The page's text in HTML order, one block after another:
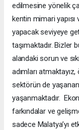
edilmesine yönelik
kentin mimari
yapacak seviyeye
taşımaktadır. Bizler
alandaki sorun ve
adımları
sektörün de yaşanan
yaşanmaktadır.
farkındalar ve
sadece Malatya’yı